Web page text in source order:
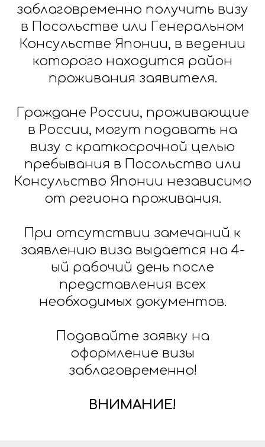
заблаговременно получить визу
в Посольстве или Генеральном
Консульстве Японии, в ведении
которого находится район
проживания заявителя.
Граждане России, проживающие
в России, могут подавать на
визу с краткосрочной целью
пребывания в Посольство или
Консульство Японии независимо
от региона проживания.
При отсутствии замечаний к
заявлению виза выдается на 4-
ый рабочий день после
представления всех
необходимых документов.
Подавайте заявку на
оформление визы
заблаговременно!
ВНИМАНИЕ!